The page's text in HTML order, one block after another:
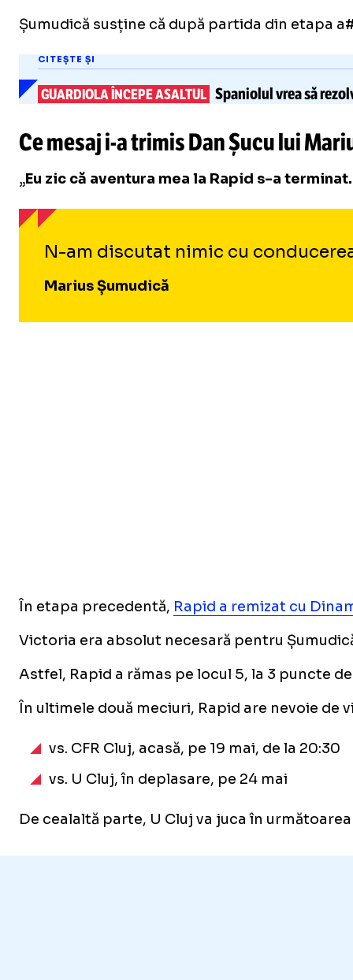
Șumudică susține că după partida din etapa
CITEȘTE ȘI
GUARDIOLA ÎNCEPE ASALTUL Spaniolul vrea să
Ce mesaji-atrimis Dan Șucu lui
„Eu zic că aventura mea la Rapid s-a terminat.
N-am discutat nimic cu
Marius Șumudică
În etapa precedentă, Rapid a remizat cu
Victoria era absolut necesară pentru
Astfel, Rapid a rămas pe locul 5, la 3 puncte
În ultimele două meciuri, Rapid are nevoie de
vs. CFR Cluj, acasă, pe 19 mai, de la 20:30
vs. U Cluj, în deplasare, pe 24 mai
De cealaltă parte, U Cluj va juca în